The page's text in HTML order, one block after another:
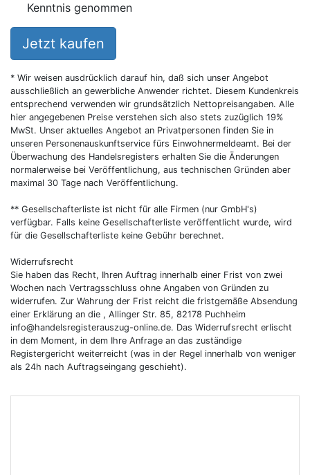
Kenntnis genommen
Jetzt kaufen
* Wir weisen ausdrücklich darauf hin, daß sich unser Angebot
ausschließlich an gewerbliche Anwender richtet. Diesem Kundenkreis
entsprechend verwenden wir grundsätzlich Nettopreisangaben. Alle
hier angegebenen Preise verstehen sich also stets zuzüglich 19%
MwSt. Unser aktuelles Angebot an Privatpersonen finden Sie in
unseren Personenauskunftservice fürs Einwohnermeldeamt. Bei der
Überwachung des Handelsregisters erhalten Sie die Änderungen
normalerweise bei Veröffentlichung, aus technischen Gründen aber
maximal 30 Tage nach Veröffentlichung.
** Gesellschafterliste ist nicht für alle Firmen (nur GmbH's)
verfügbar. Falls keine Gesellschafterliste veröffentlicht wurde, wird
für die Gesellschafterliste keine Gebühr berechnet.
Widerrufsrecht
Sie haben das Recht, Ihren Auftrag innerhalb einer Frist von zwei
Wochen nach Vertragsschluss ohne Angaben von Gründen zu
widerrufen. Zur Wahrung der Frist reicht die fristgemäße Absendung
einer Erklärung an die , Allinger Str. 85, 82178 Puchheim
info@handelsregisterauszug-online.de. Das Widerrufsrecht erlischt
in dem Moment, in dem Ihre Anfrage an das zuständige
Registergericht weiterreicht (was in der Regel innerhalb von weniger
als 24h nach Auftragseingang geschieht).